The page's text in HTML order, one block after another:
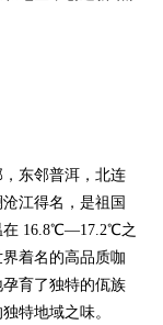
东邻普洱，北连
江得名，是祖国
在 16.8℃—17.2℃之
着名的高品质咖
育了独特的佤族
特地域之味。